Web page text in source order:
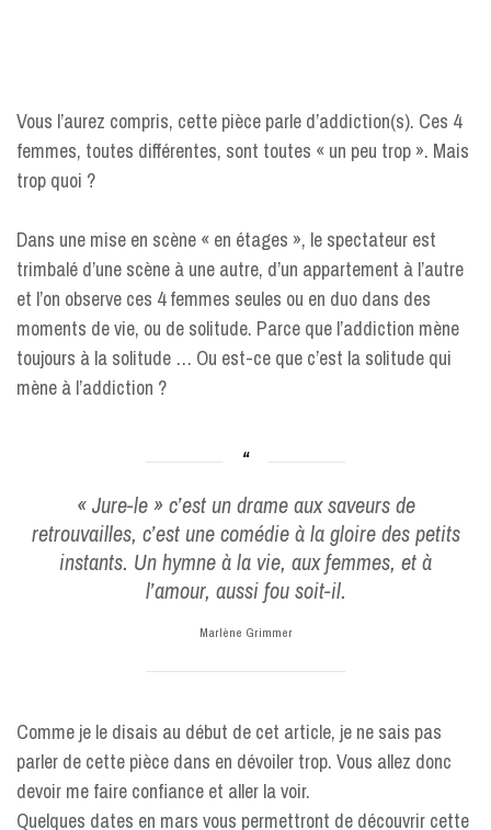
Vous l’aurez compris, cette pièce parle d’addiction(s). Ces 4
femmes, toutes différentes, sont toutes « un peu trop ». Mais
trop quoi ?
Dans une mise en scène « en étages », le spectateur est
trimbalé d’une scène à une autre, d’un appartement à l’autre
et l’on observe ces 4 femmes seules ou en duo dans des
moments de vie, ou de solitude. Parce que l’addiction mène
toujours à la solitude … Ou est-ce que c’est la solitude qui
mène à l’addiction ?
« Jure-le » c’est un drame aux saveurs de
retrouvailles, c’est une comédie à la gloire des petits
instants. Un hymne à la vie, aux femmes, et à
l’amour, aussi fou soit-il.
Marlène Grimmer
Comme je le disais au début de cet article, je ne sais pas
parler de cette pièce dans en dévoiler trop. Vous allez donc
devoir me faire confiance et aller la voir.
Quelques dates en mars vous permettront de découvrir cette